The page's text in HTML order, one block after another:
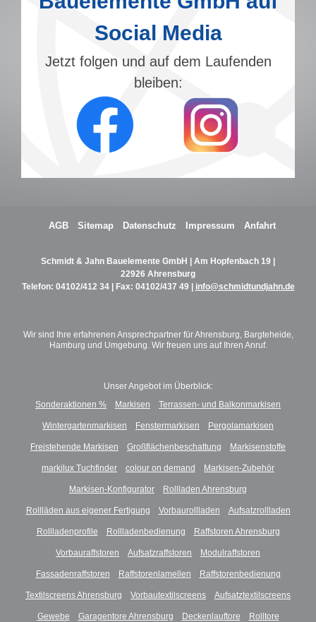
Social Media
Jetzt folgen und auf dem Laufenden
bleiben:
AGB Sitemap Datenschutz Impressum Anfahrt
Schmidt & Jahn Bauelemente GmbH | Am Hopfenbach 19 |
22926 Ahrensburg
Telefon: 04102/412 34| Fax: 04102/437 49 | info@schmidtundjahn.de
Wir sind Ihre erfahrenen Ansprechpartner für Ahrensburg, Bargteheide,
Hamburg und Umgebung. Wir freuen uns auf Ihren Anruf.
Unser Angebot im Überblick:
Sonderaktionen %
Markisen Terrassen- und Balkonmarkisen
Wintergartenmarkisen Fenstermarkisen Pergolamarkisen
Freistehende Markisen Großflächenbeschattung Markisenstoffe
markilux Tuchfinder colour on demand Markisen-Zubehör
Markisen-Konfigurator Rollladen Ahrensburg
Rollläden aus eigener Fertigung Vorbaurollladen Aufsatzrollladen
Rollladenprofile Rollladenbedienung Raffstoren Ahrensburg
Vorbauraffstoren Aufsatzraffstoren Modulraffstoren
Fassadenraffstoren Raffstorenlamellen Raffstorenbedienung
Textilscreens Ahrensburg Vorbautextilscreens Aufsatztextilscreens
Gewebe Garagentore Ahrensburg Deckenlauftore Rolltore